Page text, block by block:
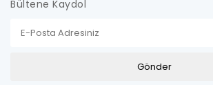
Bültene Kaydol